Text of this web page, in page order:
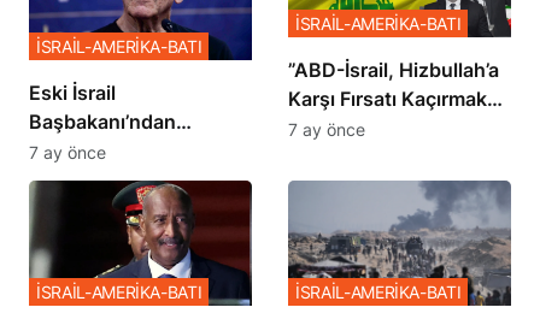
Eski İsrail
Başbakanı’ndan
Netanyahu’ya Ağır
Sözler
İSRAİL-AMERİKA-BATI
7 ay önce
​​​​​​​”ABD-İsrail, Hizbullah’a
Karşı Fırsatı Kaçırmak
İstemiyor”
İSRAİL-AMERİKA-BATI
7 ay önce
İSRAİL-AMERİKA-BATI İSRAİL-AMERİKA-BATI